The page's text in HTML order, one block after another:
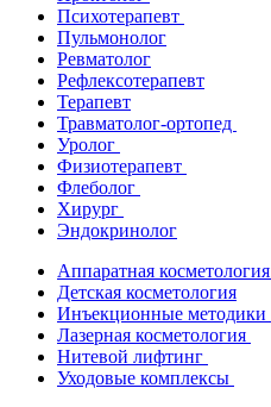
Психотерапевт
Пульмонолог
Ревматолог
Рефлексотерапевт
Терапевт
Травматолог-ортопед
Уролог
Физиотерапевт
Флеболог
Хирург
Эндокринолог
Аппаратная косметология
Детская косметология
Инъекционные методики
Лазерная косметология
Нитевой лифтинг
Уходовые комплексы